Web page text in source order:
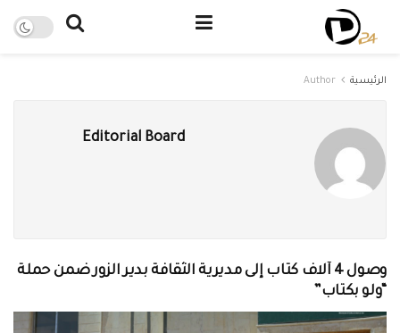
الرئيسية Author
Editorial Board
وصول 4 آلاف كتاب إلى مديرية الثقافة بدير الزور ضمن حملة
“ولو بكتاب”